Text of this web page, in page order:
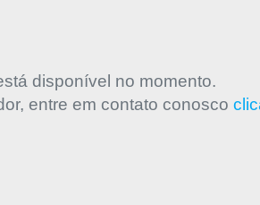
disponível no momento.
entre em contato conosco